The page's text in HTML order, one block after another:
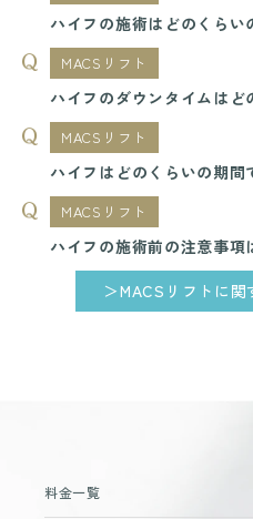
ハイフの施術はどのくらい
MACSリフト
ハイフのダウンタイムはど
MACSリフト
ハイフはどのくらいの期間
MACSリフト
ハイフの施術前の注意事項
＞MACSリフトに
料金一覧